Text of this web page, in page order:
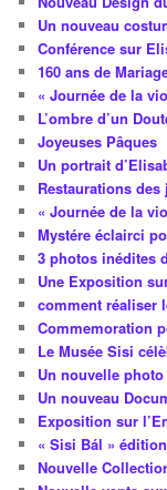
Un nouveau
Conférence sur
160 ans de
« Journée de la
L’ombre d’un
Joyeuses Pâques
Un portrait
Restaurations
« Journée de la
Mystére éclairci
3 photos inédites
Une Exposition
comment réaliser
Commemoration
Le Musée Sisi
Un nouvelle
Un nouveau
Exposition sur
« Sisi Bál »
Nouvelle